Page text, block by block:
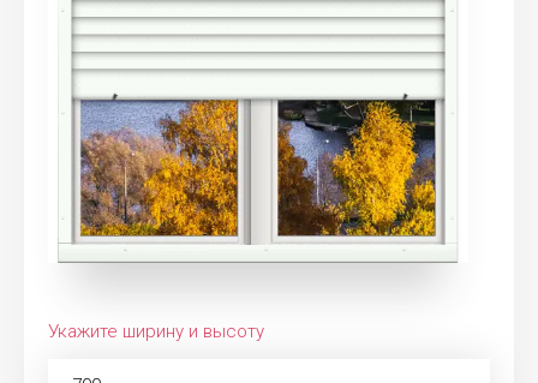
Укажите ширину и высоту